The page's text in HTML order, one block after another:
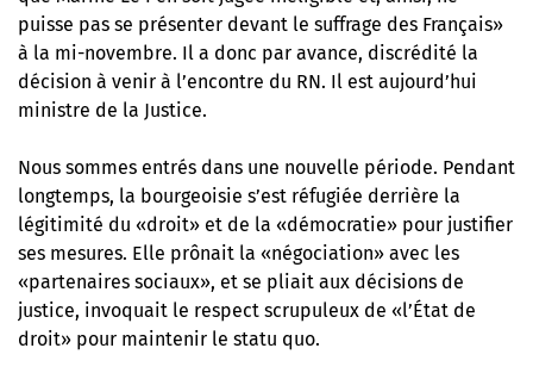
puisse pas se présenter devant le suffrage des Français»
à la mi-novembre. Il a donc par avance, discrédité la
décision à venir à l’encontre du RN. Il est aujourd’hui
ministre de la Justice.
Nous sommes entrés dans une nouvelle période. Pendant
longtemps, la bourgeoisie s’est réfugiée derrière la
légitimité du «droit» et de la «démocratie» pour justifier
ses mesures. Elle prônait la «négociation» avec les
«partenaires sociaux», et se pliait aux décisions de
justice, invoquait le respect scrupuleux de «l’État de
droit» pour maintenir le statu quo.